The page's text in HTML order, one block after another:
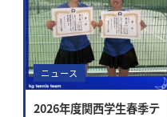
ニュース
2026年度関西学生春季テ